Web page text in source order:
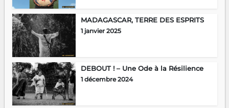
MADAGASCAR, TERRE DES ESPRITS
1 janvier 2025
DEBOUT ! – Une Ode à la Résilience
1 décembre 2024